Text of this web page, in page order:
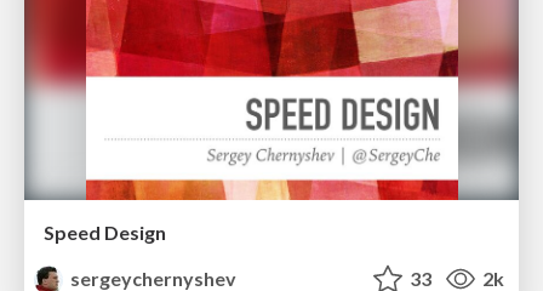
Speed Design
sergeychernyshev
33 2k